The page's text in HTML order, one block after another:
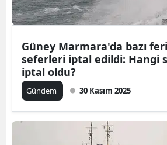
Güney Marmara'da bazı
seferleri iptal edildi: Hangi
iptal oldu?
Gündem 30 Kasım 2025